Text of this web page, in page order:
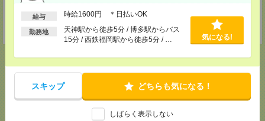
給与 時給1600円 ＊日払いOK
勤務地
天神駅から徒歩5分 / 博多駅からバス
15分 / 西鉄福岡駅から徒歩5分 / …
気になる!
スキップ どちらも気になる！
しばらく表示しない
★今ならご来社登録でQUOカード2000円分をプレゼント中★
応募ページへ